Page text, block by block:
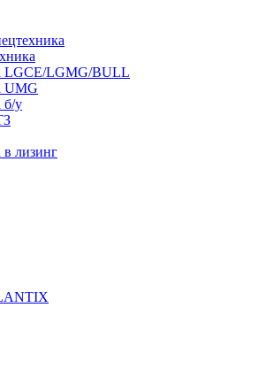
LGCE/LGMG/BULL
UMG
б/у
лизинг